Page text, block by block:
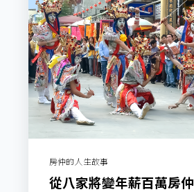
房仲的人生故事
從八家將變年薪百萬房仲